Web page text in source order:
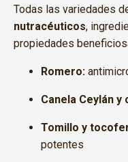
Todas las variedades
nutracéuticos,
propiedades
Romero:
Canela Ceylán y
Tomillo y
potentes